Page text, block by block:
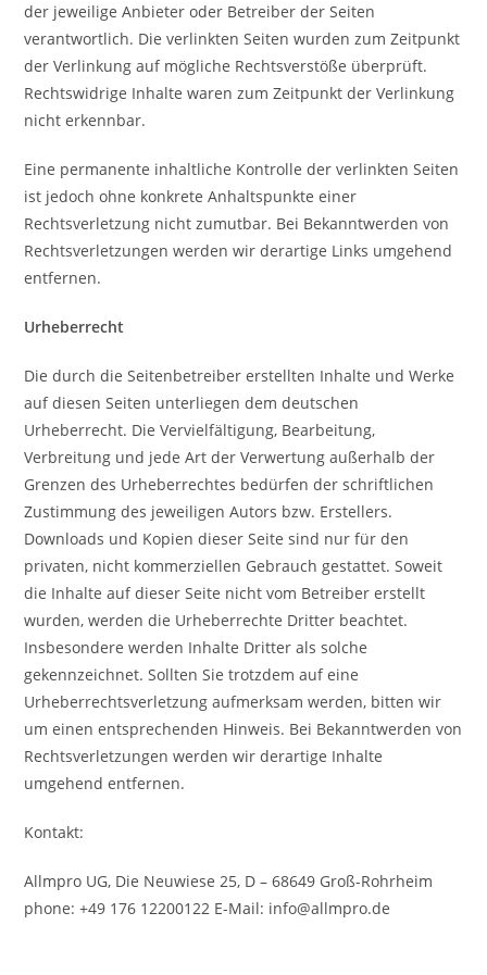
der jeweilige Anbieter oder Betreiber der Seiten
verantwortlich. Die verlinkten Seiten wurden zum Zeitpunkt
der Verlinkung auf mögliche Rechtsverstöße überprüft.
Rechtswidrige Inhalte waren zum Zeitpunkt der Verlinkung
nicht erkennbar.
Eine permanente inhaltliche Kontrolle der verlinkten Seiten
ist jedoch ohne konkrete Anhaltspunkte einer
Rechtsverletzung nicht zumutbar. Bei Bekanntwerden von
Rechtsverletzungen werden wir derartige Links umgehend
entfernen.
Urheberrecht
Die durch die Seitenbetreiber erstellten Inhalte und Werke
auf diesen Seiten unterliegen dem deutschen
Urheberrecht. Die Vervielfältigung, Bearbeitung,
Verbreitung und jede Art der Verwertung außerhalb der
Grenzen des Urheberrechtes bedürfen der schriftlichen
Zustimmung des jeweiligen Autors bzw. Erstellers.
Downloads und Kopien dieser Seite sind nur für den
privaten, nicht kommerziellen Gebrauch gestattet. Soweit
die Inhalte auf dieser Seite nicht vom Betreiber erstellt
wurden, werden die Urheberrechte Dritter beachtet.
Insbesondere werden Inhalte Dritter als solche
gekennzeichnet. Sollten Sie trotzdem auf eine
Urheberrechtsverletzung aufmerksam werden, bitten wir
um einen entsprechenden Hinweis. Bei Bekanntwerden von
Rechtsverletzungen werden wir derartige Inhalte
umgehend entfernen.
Kontakt:
Allmpro UG, Die Neuwiese 25, D – 68649 Groß-Rohrheim
phone: +49 176 12200122 E-Mail: info@allmpro.de